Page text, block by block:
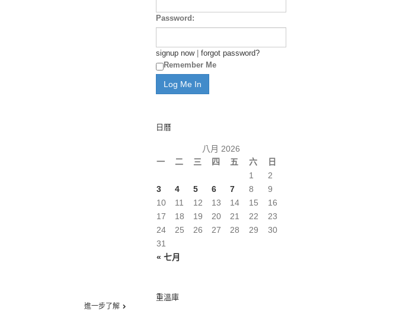
進一步了解
Password:
signup now| forgot password?
Remember Me
日曆
八月 2026
一
二 三 四 五 六 日
« 七月
1
2
3
4 5 6 7 8
9
10
11 12 13 14 15
16
17
18 19 20 21 22
23
24
25 26 27 28 29
30
31
重溫庫